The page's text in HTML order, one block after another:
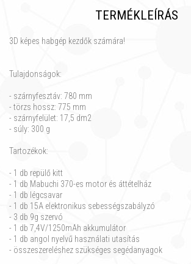
TERMÉKLEÍRÁS
3D képes habgép kezdők számára!
Tulajdonságok:
- szárnyfesztáv: 780 mm
- törzs hossz: 775 mm
- szárnyfelület: 17,5 dm2
- súly: 300 g
Tartozékok:
- 1 db repülő kitt
- 1 db Mabuchi 370-es motor és áttételház
- 1 db légcsavar
- 1 db 15A elektronikus sebességszabályzó
- 3 db 9g szervó
- 1 db 7,4V/1250mAh akkumulátor
- 1 db angol nyelvű használati utasítás
- összeszereléshez szükséges segédanyagok